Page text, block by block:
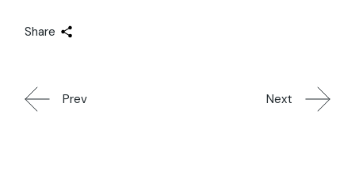
Share
Prev Next